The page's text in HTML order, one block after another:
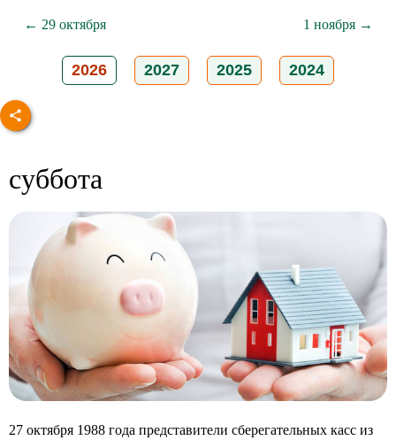
← 29 октября 1 ноября →
2026 2027 2025 2024
суббота
27 октября 1988 года представители сберегательных касс из